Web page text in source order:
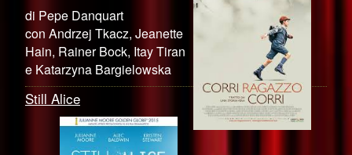
di Pepe Danquart
con Andrzej Tkacz, Jeanette
Hain, Rainer Bock, Itay Tiran
e Katarzyna Bargielowska
Still Alice